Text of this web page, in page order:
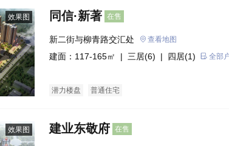
效果图 同信·新著 在售
新二街与柳青路交汇处 查看地图
建面：117-165㎡ | 三居(6) | 四居(1) 全部
潜力楼盘 普通住宅
效果图 建业东敬府 在售